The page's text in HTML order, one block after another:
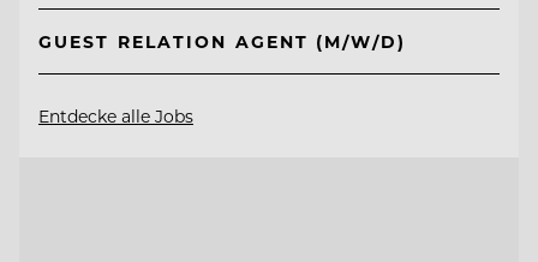
GUEST RELATION AGENT (M/W/D)
Entdecke alle Jobs